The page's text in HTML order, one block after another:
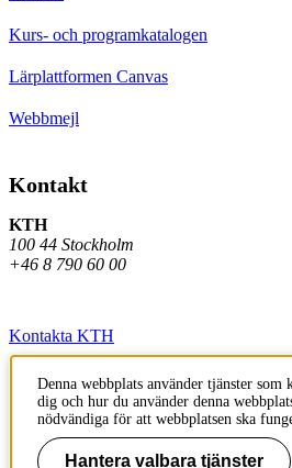
Kurs- och programkatalogen
Lärplattformen Canvas
Webbmejl
Kontakt
KTH
100 44 Stockholm
+46 8 790 60 00
Kontakta KTH
Jobba på KTH
Press och media
Faktura och betalning KTH
Denna webbplats använder tjänster
dig och hur du använder denna
nödvändiga för att webbplatsen ska
Hantera valbara tjänster